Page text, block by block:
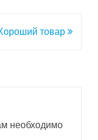
товар
необходимо